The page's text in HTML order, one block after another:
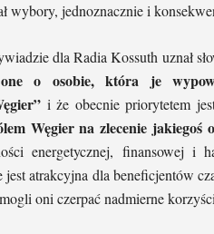
wybory, jednoznacznie i
dla Radia Kossuth uznał
o osobie, która je
i że obecnie priorytetem
Węgier na zlecenie jakiegoś
energetycznej, finansowej i
jest atrakcyjna dla beneficjentów
oni czerpać nadmierne